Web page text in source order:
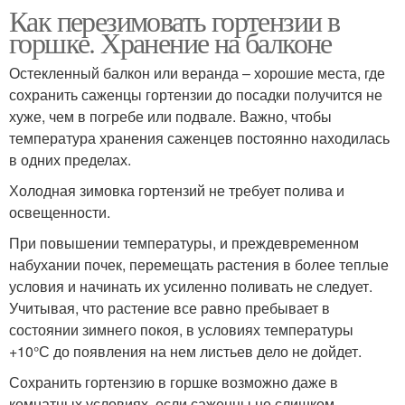
Как перезимовать гортензии в
горшке. Хранение на балконе
Остекленный балкон или веранда – хорошие места, где
сохранить саженцы гортензии до посадки получится не
хуже, чем в погребе или подвале. Важно, чтобы
температура хранения саженцев постоянно находилась
в одних пределах.
Холодная зимовка гортензий не требует полива и
освещенности.
При повышении температуры, и преждевременном
набухании почек, перемещать растения в более теплые
условия и начинать их усиленно поливать не следует.
Учитывая, что растение все равно пребывает в
состоянии зимнего покоя, в условиях температуры
+10°С до появления на нем листьев дело не дойдет.
Сохранить гортензию в горшке возможно даже в